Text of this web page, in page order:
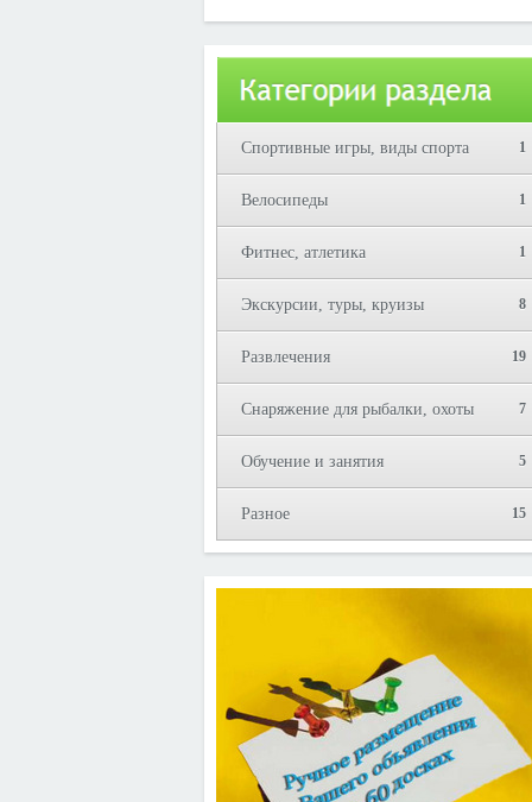
Спортивные игры, виды спорта 1
Велосипеды 1
Фитнес, атлетика 1
Экскурсии, туры, круизы 8
Развлечения 19
Снаряжение для рыбалки, охоты 7
Обучение и занятия 5
Разное 15